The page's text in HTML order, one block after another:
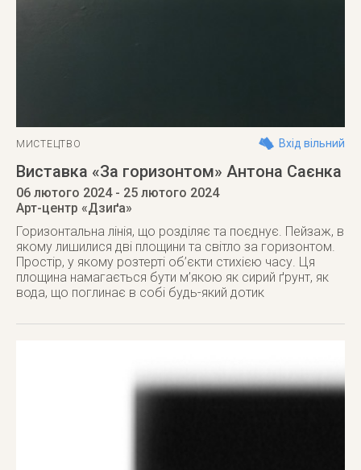
МИСТЕЦТВО Вхід вільний
Виставка «За горизонтом» Антона Саєнка
06 лютого 2024- 25 лютого 2024
Арт-центр «Дзиґа»
Горизонтальна лінія, що розділяє та поєднує. Пейзаж, в
якому лишилися дві площини та світло за горизонтом.
Простір, у якому розтерті об’єкти стихією часу. Ця
площина намагається бути м’якою як сирий ґрунт, як
вода, що поглинає в собі будь-який дотик